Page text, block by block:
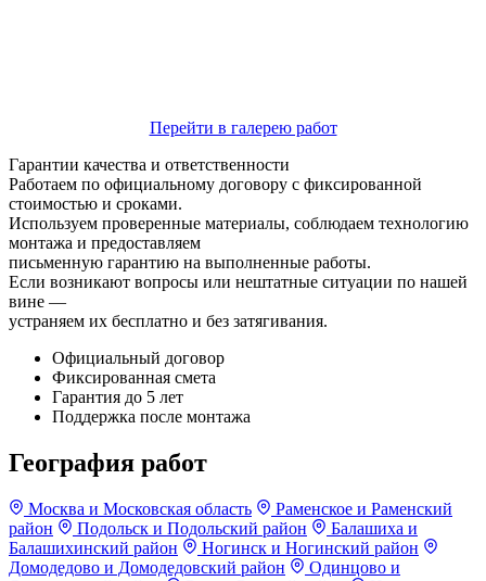
Перейти в галерею работ
Гарантии качества и ответственности
Работаем по официальному договору с фиксированной
стоимостью и сроками.
Используем проверенные материалы, соблюдаем технологию
монтажа и предоставляем
письменную гарантию на выполненные работы.
Если возникают вопросы или нештатные ситуации по нашей
вине —
устраняем их бесплатно и без затягивания.
Официальный договор
Фиксированная смета
Гарантия до 5 лет
Поддержка после монтажа
География работ
Москва и Московская область
Раменское и Раменский
район
Подольск и Подольский район
Балашиха и
Балашихинский район
Ногинск и Ногинский район
Домодедово и Домодедовский район
Одинцово и